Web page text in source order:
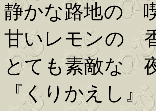
静かな路地の
甘いレモンの
とても素敵な
『くりかえし』